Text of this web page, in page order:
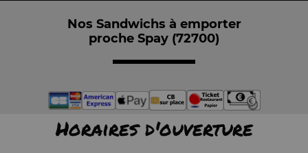
Nos Sandwichs à emporter
proche Spay (72700)
Horaires d'ouverture